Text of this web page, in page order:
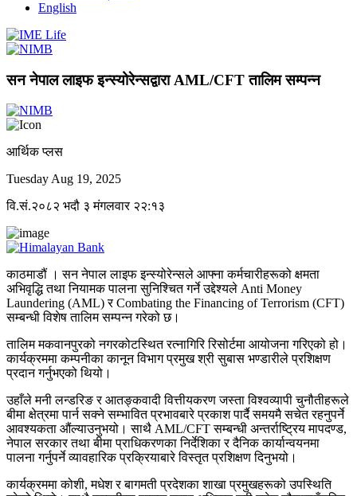
English
सन नेपाल लाइफ इन्स्योरेन्सद्वारा AML/CFT तालिम सम्पन्न
आर्थिक प्लस
Tuesday Aug 19, 2025
वि.सं.२०८२ भदौ ३ मंगलवार २२:१३
काठमाडौं । सन नेपाल लाइफ इन्स्योरेन्सले आफ्ना कर्मचारीहरूको क्षमता
अभिवृद्धि तथा नियामक पालना सुनिश्चित गर्ने उद्देश्यले Anti Money
Laundering (AML) र Combating the Financing of Terrorism (CFT)
सम्बन्धी विशेष तालिम सम्पन्न गरेको छ।
तालिम मकवानपुरको नगरकोटस्थित रत्नागिरि रिसोर्टमा आयोजना गरिएको हो।
कार्यक्रममा कम्पनीका कानून विभाग प्रमुख श्री सुबास भण्डारीले प्रशिक्षण
प्रदान गर्नुभएको थियो।
उहाँले मनी लन्डरिङ र आतङ्कवादी वित्तीयकरण जस्ता विश्वव्यापी चुनौतीहरूले
बीमा क्षेत्रमा पार्न सक्ने सम्भावित प्रभावबारे प्रकाश पार्दै समयमै सचेत रहनुपर्ने
आवश्यकता औंल्याउनुभयो। साथै AML/CFT सम्बन्धी अन्तर्राष्ट्रिय मापदण्ड,
नेपाल सरकार तथा बीमा प्राधिकरणका निर्देशिका र दैनिक कार्यान्वयनमा
पालना गर्नुपर्ने व्यावहारिक प्रक्रियाबारे विस्तृत प्रशिक्षण दिनुभयो।
कार्यक्रममा कोशी, मधेश र बागमती प्रदेशका शाखा प्रमुखहरूको उपस्थिति